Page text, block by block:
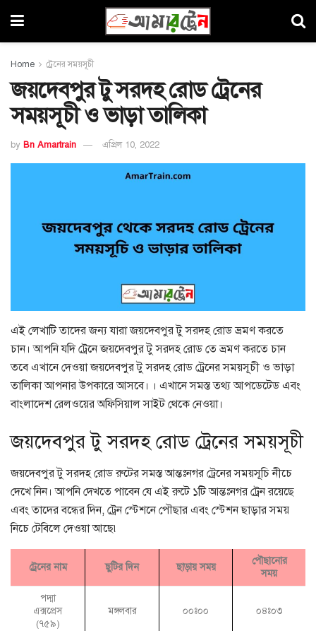
Home ট্রেনের সময়সূচী
জয়দেবপুর টু সরদহ রোড ট্রেনের
সময়সূচী ও ভাড়া তালিকা
by Bn Amartrain এপ্রিল 10, 2022
এই লেখাটি তাদের জন্য যারা জয়দেবপুর টু সরদহ রোড ভ্রমণ করতে
চান। আপনি যদি ট্রেনে জয়দেবপুর টু সরদহ রোড তে ভ্রমণ করতে চান
তবে এখানে দেওয়া জয়দেবপুর টু সরদহ রোড ট্রেনের সময়সূচী ও ভাড়া
তালিকা আপনার উপকারে আসবে। । এখানে সমস্ত তথ্য আপডেটেড এবং
বাংলাদেশ রেলওয়ের অফিসিয়াল সাইট থেকে নেওয়া।
জয়দেবপুর টু সরদহ রোড ট্রেনের সময়সূচী
জয়দেবপুর টু সরদহ রোড রুটের সমস্ত আন্তঃনগর ট্রেনের সময়সূচি নীচে
দেখে নিন। আপনি দেখতে পাবেন যে এই রুটে ১টি আন্তঃনগর ট্রেন রয়েছে
এবং তাদের বন্ধের দিন, ট্রেন স্টেশনে পৌছার এবং স্টেশন ছাড়ার সময়
নিচে টেবিলে দেওয়া আছে৷
ট্রেনের নাম ছুটির দিন ছাড়ায় সময়
পৌছানোর
সময়
পদ্মা
এক্সপ্রেস
(৭৫৯)
মঙ্গলবার ০০ঃ০০ ০৪ঃ০৩